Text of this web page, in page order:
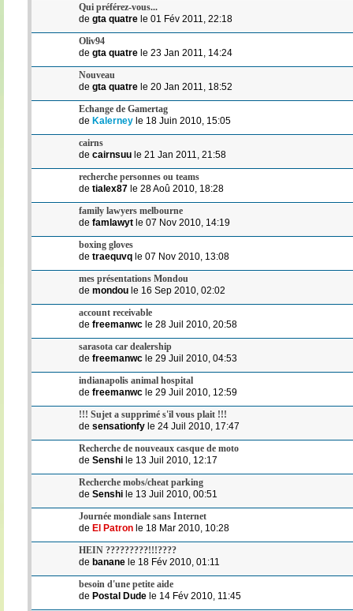
Qui préférez-vous...
de gta quatrele 01 Fév 2011, 22:18
Oliv94
de gta quatrele 23 Jan 2011, 14:24
Nouveau
de gta quatrele 20 Jan 2011, 18:52
Echange de Gamertag
de Kalerneyle 18 Juin 2010, 15:05
cairns
de cairnsuule 21 Jan 2011, 21:58
recherche personnes ou teams
de tialex87le 28 Aoû 2010, 18:28
family lawyers melbourne
de famlawytle 07 Nov 2010, 14:19
boxing gloves
de traequvqle 07 Nov 2010, 13:08
mes présentations Mondou
de mondoule 16 Sep 2010, 02:02
account receivable
de freemanwcle 28 Juil 2010, 20:58
sarasota car dealership
de freemanwcle 29 Juil 2010, 04:53
indianapolis animal hospital
de freemanwcle 29 Juil 2010, 12:59
!!! Sujet a supprimé s'il vous plait !!!
de sensationfyle 24 Juil 2010, 17:47
Recherche de nouveaux casque de moto
de Senshile 13 Juil 2010, 12:17
Recherche mobs/cheat parking
de Senshile 13 Juil 2010, 00:51
Journée mondiale sans Internet
de El Patronle 18 Mar 2010, 10:28
HEIN ?????????!!!????
de bananele 18 Fév 2010, 01:11
besoin d'une petite aide
de Postal Dudele 14 Fév 2010, 11:45